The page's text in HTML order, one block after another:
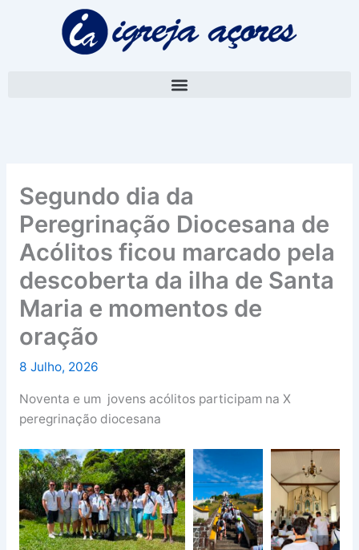
Segundo dia da
Peregrinação Diocesana de
Acólitos ficou marcado pela
descoberta da ilha de Santa
Maria e momentos de
oração
8 Julho, 2026
Noventa e um jovens acólitos participam na X
peregrinação diocesana